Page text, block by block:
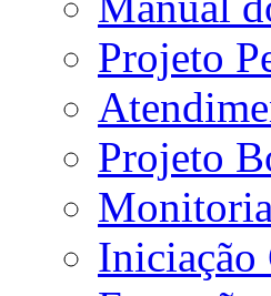
Projeto
Projeto
Monitoria